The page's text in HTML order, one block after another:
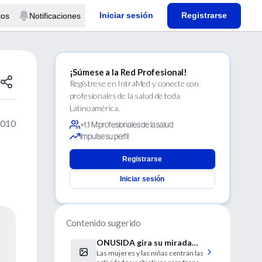
Notificaciones Iniciar sesión Registrarse
¡Súmese a la Red Profesional!
Regístrese en IntraMed y conecte con
profesionales de la salud de toda
Latinoamérica.
+1.1 M profesionales de la salud
Impulse su perfil
Registrarse
Iniciar sesión
Contenido sugerido
ONUSIDA gira su mirada
hacia las mujeres
Las mujeres y las niñas centran las